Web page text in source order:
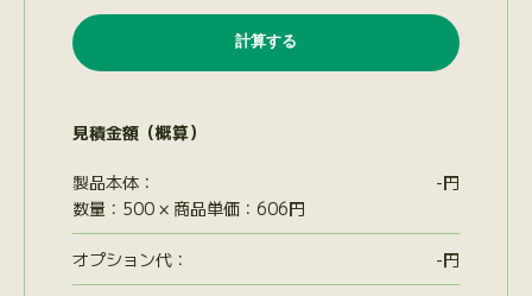
見積金額（概算）
製品本体：
数量：500 × 商品単価：606円
-円
オプション代： -円